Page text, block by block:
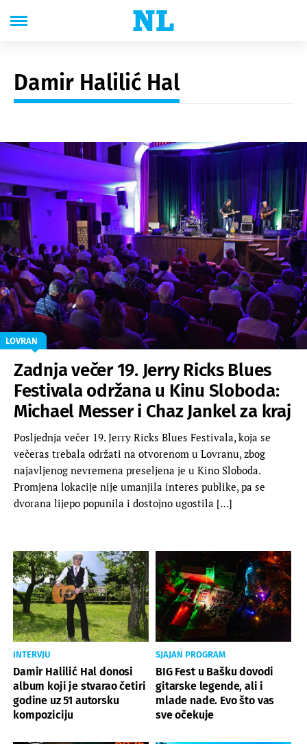
Damir Halilić Hal
LOVRAN
Zadnja večer 19. Jerry Ricks Blues
Festivala održana u Kinu Sloboda:
Michael Messer i Chaz Jankel za kraj
Posljednja večer 19. Jerry Ricks Blues Festivala, koja se
večeras trebala održati na otvorenom u Lovranu, zbog
najavljenog nevremena preseljena je u Kino Sloboda.
Promjena lokacije nije umanjila interes publike, pa se
dvorana lijepo popunila i dostojno ugostila […]
INTERVJU
Damir Halilić Hal donosi
album koji je stvarao četiri
godine uz 51 autorsku
kompoziciju
SJAJAN PROGRAM
BIG Fest u Bašku dovodi
gitarske legende, ali i
mlade nade. Evo što vas
sve očekuje